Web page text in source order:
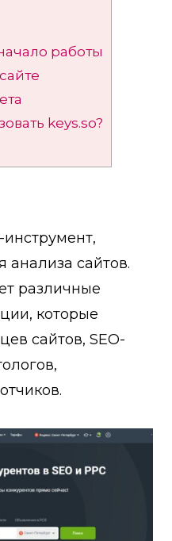
работы
keys.so?
сайтов.
различные
которые
сайтов, SEO-